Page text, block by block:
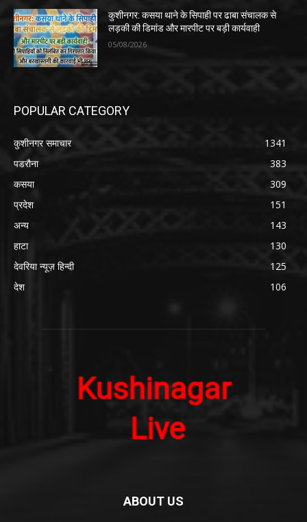
कुशीनगर: कसया थाने के सिपाही पर ढाबा संचालक से
लड़की की डिमांड और मारपीट पर बड़ी कार्यवाही
05/08/2026
POPULAR CATEGORY
कुशीनगर समाचार
1341
पडरौना
383
कसया
309
प्रदेश
151
अन्य
143
हाटा
130
देवरिया न्यूज़ हिन्दी
125
देश
106
ABOUT US